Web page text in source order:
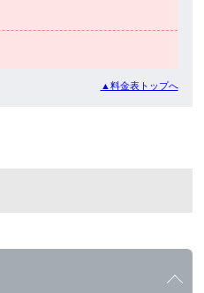
▲料金表トップへ